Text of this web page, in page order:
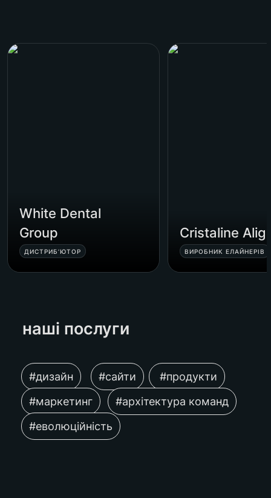
White Dental Group
White Dental
Group
ДИСТРИБ’ЮТОР
Cristaline Aligners
Cristaline
ВИРОБНИК ЕЛАЙНЕРІВ
наші послуги
#дизайн #сайти
#продукти
#маркетинг
#архітектура команд
#еволюційність